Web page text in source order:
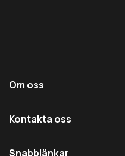
Om oss
Kontakta oss
Snabblänkar